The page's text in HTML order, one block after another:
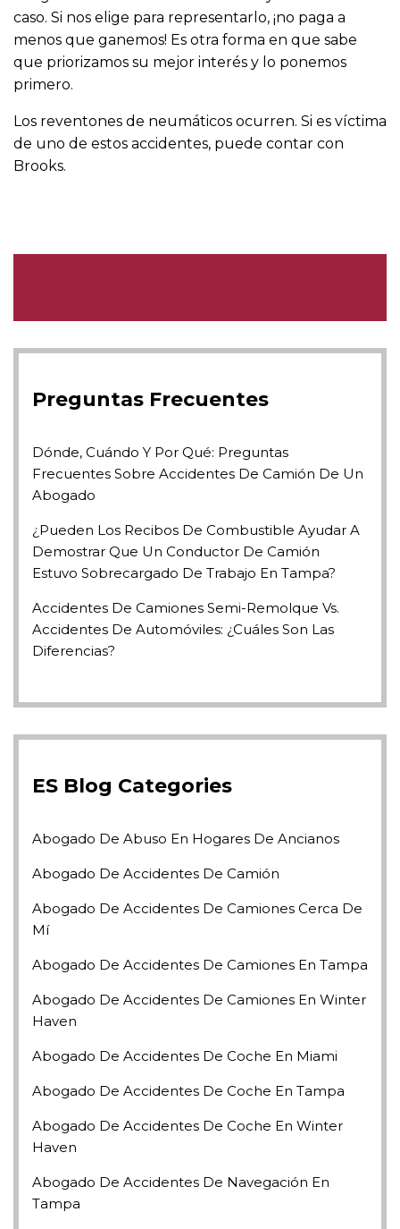
caso. Si nos elige para representarlo, ¡no paga a
menos que ganemos! Es otra forma en que sabe
que priorizamos su mejor interés y lo ponemos
primero.
Los reventones de neumáticos ocurren. Si es víctima
de uno de estos accidentes, puede contar con
Brooks.
Preguntas Frecuentes
Dónde, Cuándo Y Por Qué: Preguntas
Frecuentes Sobre Accidentes De Camión De Un
Abogado
¿Pueden Los Recibos De Combustible Ayudar A
Demostrar Que Un Conductor De Camión
Estuvo Sobrecargado De Trabajo En Tampa?
Accidentes De Camiones Semi-Remolque Vs.
Accidentes De Automóviles: ¿Cuáles Son Las
Diferencias?
ES Blog Categories
Abogado De Abuso En Hogares De Ancianos
Abogado De Accidentes De Camión
Abogado De Accidentes De Camiones Cerca De
Mí
Abogado De Accidentes De Camiones En Tampa
Abogado De Accidentes De Camiones En Winter
Haven
Abogado De Accidentes De Coche En Miami
Abogado De Accidentes De Coche En Tampa
Abogado De Accidentes De Coche En Winter
Haven
Abogado De Accidentes De Navegación En
Tampa